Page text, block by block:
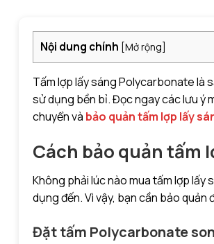
Nội dung chính [Mở rộng]
Tấm lợp lấy sáng Polycarbonate là
sử dụng bền bỉ. Đọc ngay các lưu ý
chuyển và bảo quản tấm lợp lấy
Cách bảo quản tấm
Không phải lúc nào mua tấm lợp
dụng đến. Vì vậy, bạn cần bảo
Đặt tấm Polycarbonate